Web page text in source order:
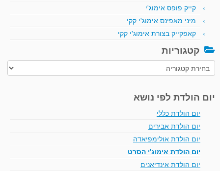
קייק פופס אימוג'י
מיני מאפינס אימוג'י קקי
קאפקייק בצורת אימוג'י קקי
קטגוריות
קטגוריות
יום הולדת לפי נושא
יום הולדת כללי
יום הולדת אבירים
יום הולדת אולימפיאדה
יום הולדת אימוג'י הסרט
יום הולדת אינדיאנים